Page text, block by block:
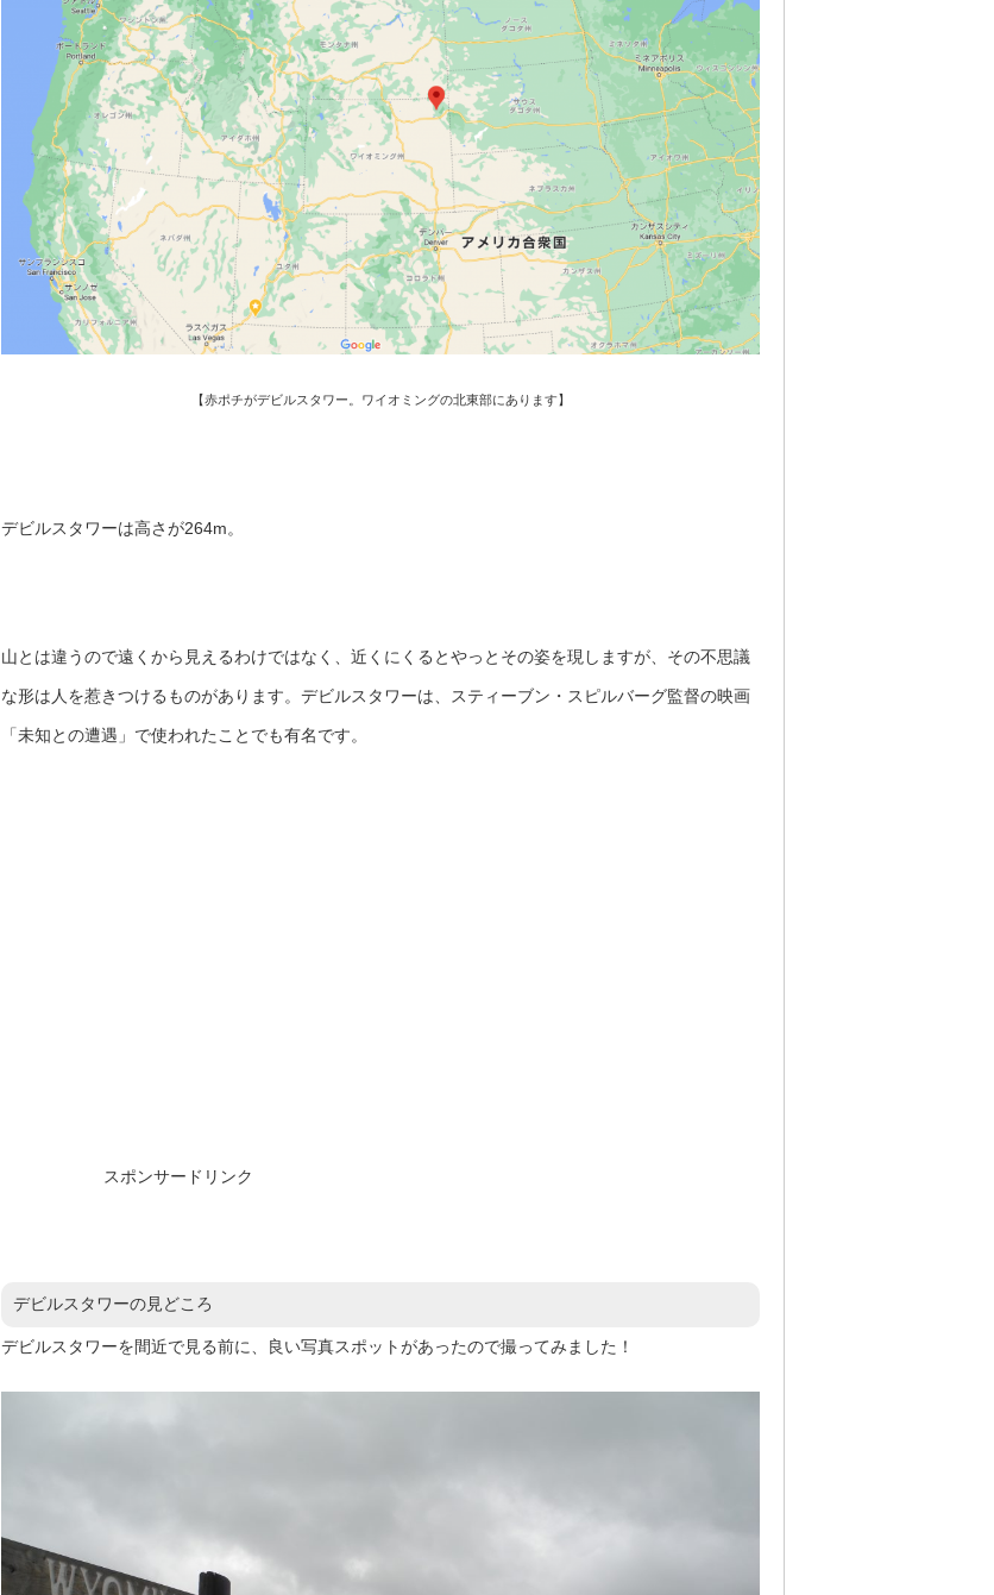
【赤ポチがデビルスタワー。ワイオミングの北東部にあります】
デビルスタワーは高さが264m。
山とは違うので遠くから見えるわけではなく、近くにくるとやっとその姿を現しますが、その不思議
な形は人を惹きつけるものがあります。デビルスタワーは、スティーブン・スピルバーグ監督の映画
「未知との遭遇」で使われたことでも有名です。
スポンサードリンク
デビルスタワーの見どころ
デビルスタワーを間近で見る前に、良い写真スポットがあったので撮ってみました！